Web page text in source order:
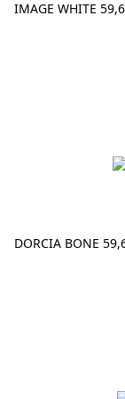
IMAGE WHITE
DORCIA BONE